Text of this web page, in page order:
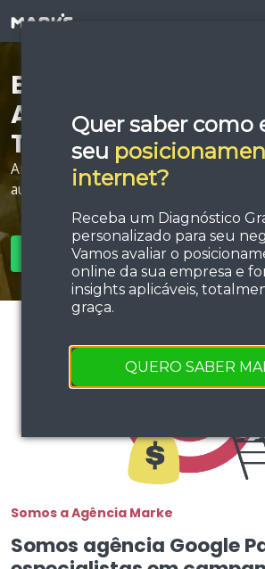
Quer saber como
seu
internet?
Receba um Diagnóstico
personalizado para seu
Vamos avaliar o
online da sua empresa e
insights aplicáveis,
graça.
QUERO SABER
Está procurando por
Agência de Google
Taubaté?
Anuncie na maior rede de publicidade
aumente sua força de vendas!
SOLICITAR ORÇAMENTO
Somos a Agência Marke
Somos agência Google